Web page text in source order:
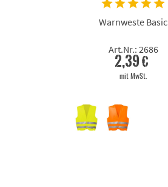
Warnweste Basic
Art.Nr.: 2686
2,39 €
mit MwSt.